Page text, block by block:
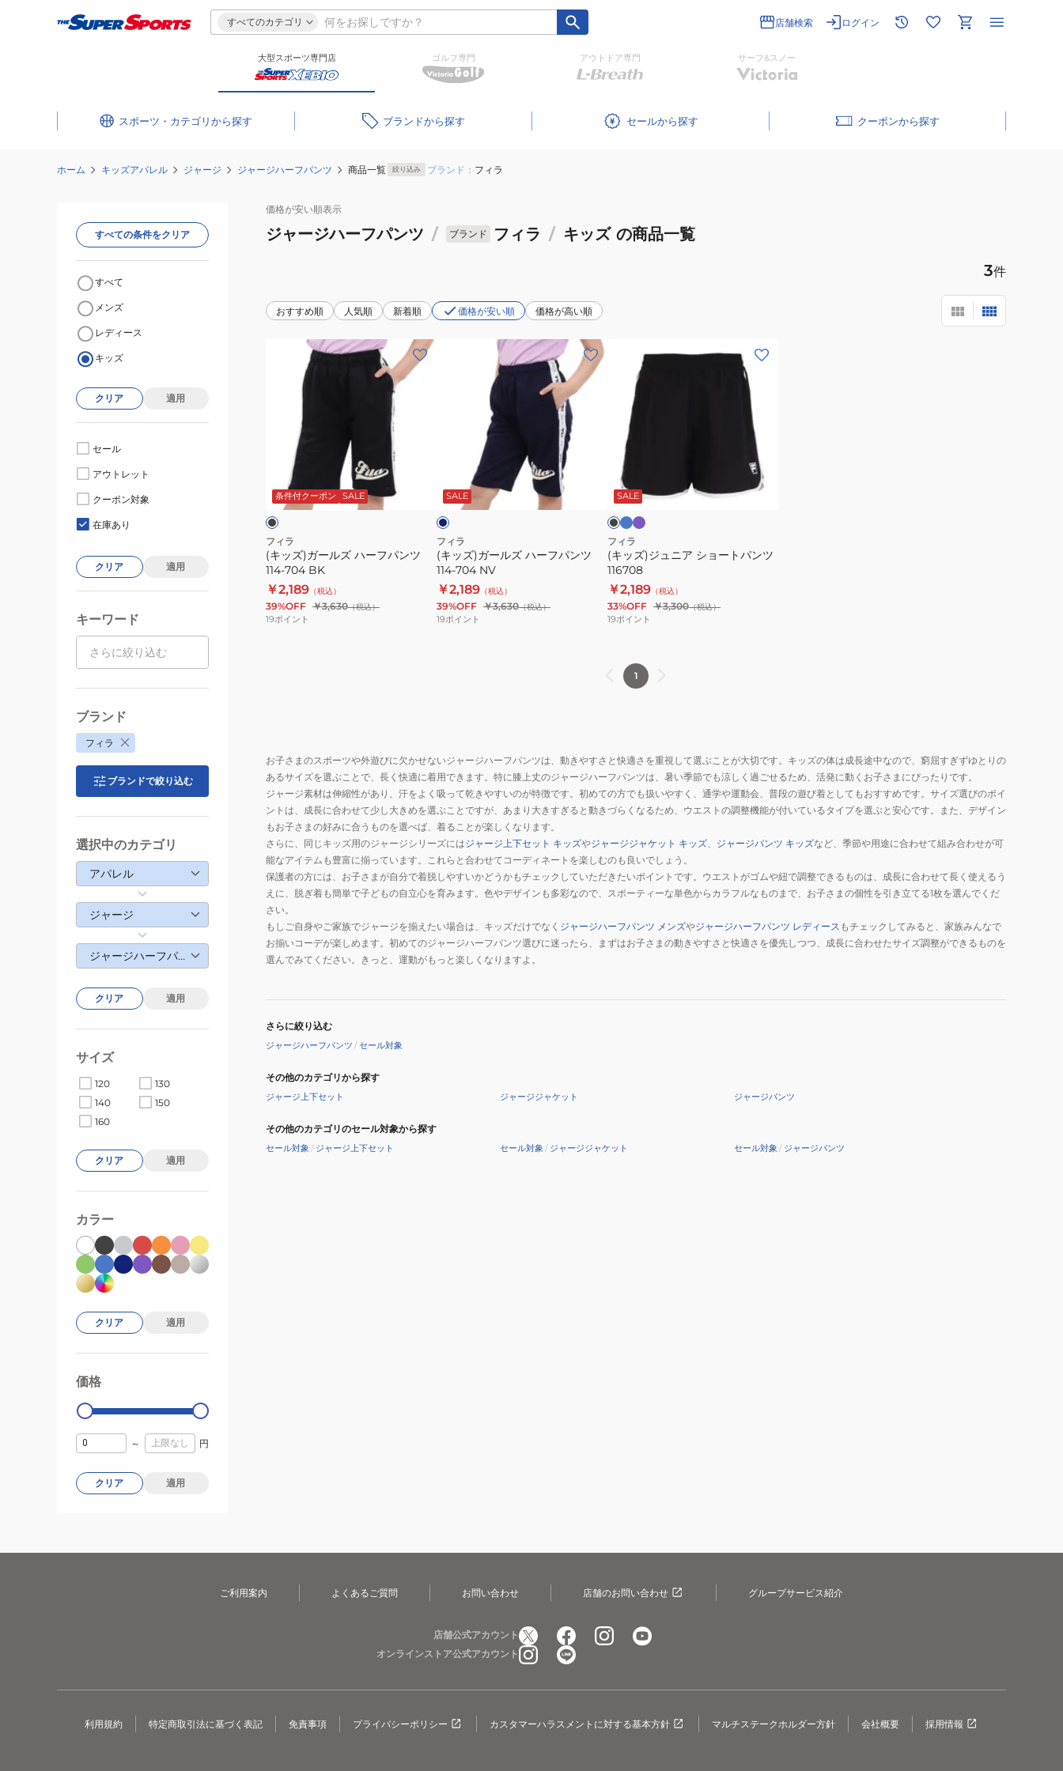
すべてのカテゴリ 店舗検索 ログイン
大型スポーツ専門店 ゴルフ専門 アウトドア専門 サーフ&スノー
スポーツ・カテゴリ ブランド セール クーポン
ホーム キッズアパレル ジャージ ジャージハーフパンツ 商品一覧 絞り込み ブランド： フィラ
価格が安い順表示
ジャージハーフパンツ / ブランド フィラ / キッズ の商品一覧
3件
おすすめ順 人気順 新着順 価格が安い順 価格が高い順
ー
フ
パ
ン
ツ
114-
704
条件付クーポン SALE
フィラ
(キッズ)ガールズ ハーフパンツ
114-704 BK
￥2,189 （税込）
39%OFF ￥3,630（税込）
19ポイント
ー
フ
パ
ン
ツ
114-
704
SALE
ネ
イ
ビ
フィラ
(キッズ)ガールズ ハーフパンツ
114-704 NV
￥2,189 （税込）
39%OFF ￥3,630（税込）
19ポイント
ョ
ー
ト
パ
ン
ツ
116708
SALE
ブ
ラ
ッ
サ
ッ
ク
ベ
ン
ダ
フィラ
(キッズ)ジュニア ショートパンツ
116708
￥2,189 （税込）
33%OFF ￥3,300（税込）
19ポイント
1
お子さまのスポーツや外遊びに欠かせないジャージハーフパンツは、動きやすさと快適さを重視して選ぶことが大切です。キッズの体は成長途中なので、窮屈すぎずゆとりの
あるサイズを選ぶことで、長く快適に着用できます。特に膝上丈のジャージハーフパンツは、暑い季節でも涼しく過ごせるため、活発に動くお子さまにぴったりです。
ジャージ素材は伸縮性があり、汗をよく吸って乾きやすいのが特徴です。初めての方でも扱いやすく、通学や運動会、普段の遊び着としてもおすすめです。サイズ選びのポイ
ントは、成長に合わせて少し大きめを選ぶことですが、あまり大きすぎると動きづらくなるため、ウエストの調整機能が付いているタイプを選ぶと安心です。また、デザイン
もお子さまの好みに合うものを選べば、着ることが楽しくなります。
さらに、同じキッズ用のジャージシリーズにはジャージ上下セット キッズやジャージジャケット キッズ ジャージパンツ キッズなど、季節や用途に合わせて組み合わせが可
能なアイテムも豊富に揃っています。これらと合わせてコーディネートを楽しむのも良いでしょう。
保護者の方には、お子さまが自分で着脱しやすいかどうかもチェックしていただきたいポイントです。ウエストがゴムや紐で調整できるものは、成長に合わせて長く使えるう
えに、脱ぎ着も簡単で子どもの自立心を育みます。色やデザインも多彩なので、スポーティーな単色からカラフルなものまで、お子さまの個性を引き立てる1枚を選んでくだ
さい。
もしご自身やご家族でジャージを揃えたい場合は、キッズだけでなく ジャージハーフパンツ メンズやジャージハーフパンツ レディース もチェックしてみると、家族みんなで
お揃いコーデが楽しめます。初めてのジャージハーフパンツ選びに迷ったら、まずはお子さまの動きやすさと快適さを優先しつつ、成長に合わせたサイズ調整ができるものを
選んでみてください。きっと、運動がもっと楽しくなりますよ。
さらに絞り込む
ジャージハーフパンツ /セール対象
その他のカテゴリから探す
ジャージ上下セット ジャージジャケット ジャージパンツ
その他のカテゴリのセール対象から探す
セール対象 / ジャージ上下セット セール対象 / ジャージジャケット セール対象 / ジャージパンツ
すべての条件をクリア
すべて
メンズ
レディース
キッズ
クリア 適用
セール
アウトレット
クーポン対象
在庫あり
クリア 適用
キーワード
ブランド
フィラ
ブランドで絞り込む
選択中のカテゴリ
アパレル
ジャージ
ジャージハーフパンツ
クリア 適用
サイズ
120
130
140
150
160
クリア 適用
カラー
クリア 適用
価格
0
～ 円
クリア 適用
ご利用案内 よくあるご質問 お問い合わせ 店舗のお問い合わせ グループサービス紹介
店舗公式アカウント
オンラインストア公式アカウント
利用規約 特定商取引法に基づく表記 免責事項 プライバシーポリシー カスタマーハラスメントに対する基本方針 マルチステークホルダー方針 会社概要 採用情報